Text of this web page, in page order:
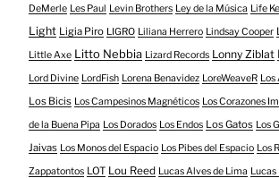
DeMerle Les Paul Levin Brothers Ley de la Música Life
Light Ligia Piro LIGRO Liliana Herrero Lindsay Cooper
Little Axe Litto Nebbia Lizard Records Lonny Ziblat
Lord Divine LordFish Lorena Benavidez LoreWeaveR Los
Los Bicis Los Campesinos Magnéticos Los Corazones
de la Buena Pipa Los Dorados Los Endos Los Gatos Los
Jaivas Los Monos del Espacio Los Pibes del Espacio Los
Zappatontos LOT Lou Reed Lucas Alves de Lima